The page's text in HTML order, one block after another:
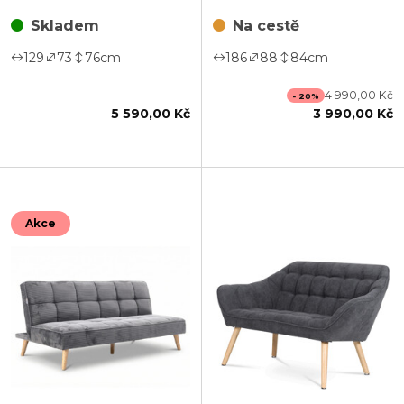
Skladem
129 73 76cm
5 590,00 Kč
Na cestě
186 88 84cm
- 20% 4 990,00 Kč
3 990,00 Kč
Akce